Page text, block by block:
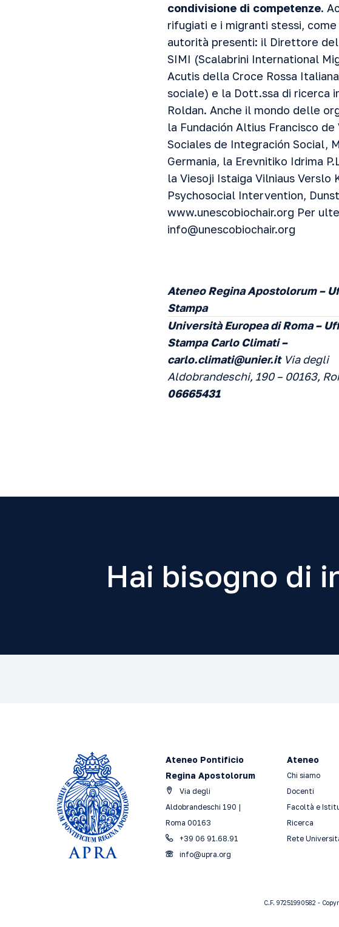
condivisione di competenze.
rifugiati e i migranti stessi,
autorità presenti: il Direttore
SIMI (Scalabrini International
Acutis della Croce Rossa
sociale) e la Dott.ssa di ricerca
Roldan. Anche il mondo delle
la Fundación Altius Francisco
Sociales de Integración Social,
Germania, la Erevnitiko Idrima
la Viesoji Istaiga Vilniaus Verslo
Psychosocial Intervention,
www.unescobiochair.org Per
info@unescobiochair.org
Ateneo Regina Apostolorum –
Stampa
Università Europea di Roma –
Stampa Carlo Climati –
carlo.climati@unier.it Via degli
Aldobrandeschi, 190 – 00163,
06665431
Hai bisogno di
Ateneo Pontificio
Regina Apostolorum
Via degli
Aldobrandeschi 190 |
Roma 00163
+39 06 91.68.91
info@upra.org
Ateneo
Chi siamo
Docenti
Facoltà e
Ricerca
Rete
C.F. 97251990582 -